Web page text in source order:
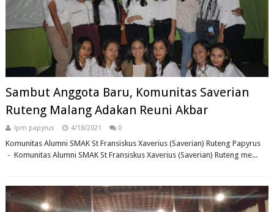
Sambut Anggota Baru, Komunitas Saverian
Ruteng Malang Adakan Reuni Akbar
lpm papyrus 4/18/2021 0
Komunitas Alumni SMAK St Fransiskus Xaverius (Saverian) Ruteng Papyrus
- Komunitas Alumni SMAK St Fransiskus Xaverius (Saverian) Ruteng me...